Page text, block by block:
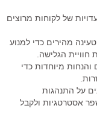
של לקוחות מרוצים
מהירים כדי למנוע
הגלישה.
מיוחדות כדי
על התנהגות
אסטרטגיות ולקבל